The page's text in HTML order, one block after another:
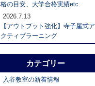
格の目安、大学合格実績etc.
2026.7.13
【アウトプット強化】寺子屋式ア
クティブラーニング
カテゴリー
入谷教室の新着情報